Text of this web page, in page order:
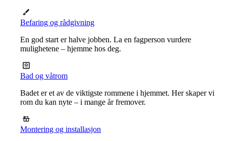
Befaring og rådgivning
En god start er halve jobben. La en fagperson vurdere
mulighetene – hjemme hos deg.
Bad og våtrom
Badet er et av de viktigste rommene i hjemmet. Her skaper vi
rom du kan nyte – i mange år fremover.
Montering og installasjon